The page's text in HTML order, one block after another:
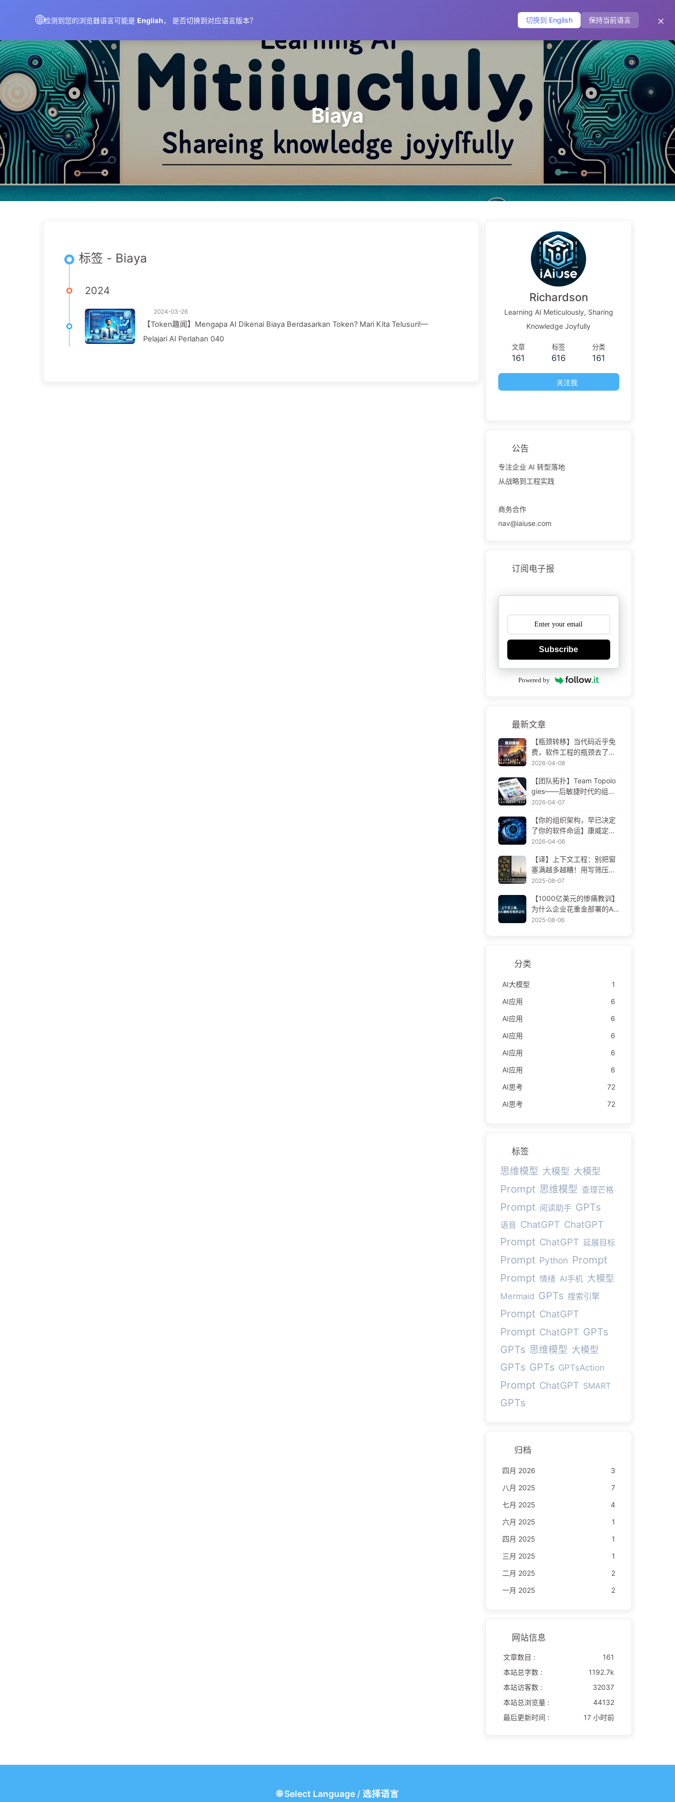
🌐检测到您的浏览器语言可能是 English， 是否切换到对应语言版本？ 切换到 English 保持当前语言 ×
AIMeticulously 标签 分类 友链 关于
Biaya
标签 - Biaya
2024
2024-03-26
【Token趣闻】Mengapa AI Dikenai Biaya Berdasarkan Token? Mari Kita Telusuri!—
Pelajari AI Perlahan 040
Richardson
Learning AI Meticulously, Sharing
Knowledge Joyfully
文章
161
标签
616
分类
161
关注我
公告
专注企业 AI 转型落地
从战略到工程实践
商务合作
nav@iaiuse.com
订阅电子报
Subscribe
Powered by
最新文章
【瓶颈转移】当代码近乎免
费，软件工程的瓶颈去了哪
里 AI 时代软件工程变革——
2026-04-08
【团队拓扑】Team Topolo
gies——后敏捷时代的组织
设计方法论 AI 时代软件工程
2026-04-07
【你的组织架构，早已决定
了你的软件命运】康威定律
——被低估了 56 年的管理
——慢慢学AI171
2026-04-06
【译】上下文工程：别把窗
塞满越多越糟！用写筛压隔
四步，警惕投毒干扰混淆冲
学AI170
2025-08-07
【1000亿美元的惨痛教训】
为什么企业花重金部署的AI
助手，总在关键时刻“失
2025-08-06
分类
AI大模型
1
AI应用
6
AI应用
6
AI应用
6
AI应用
6
AI应用
6
AI思考
72
AI思考
72
标签
思维模型 大模型 大模型
Prompt 思维模型 查理芒格
Prompt 阅读助手 GPTs
语音 ChatGPT ChatGPT
Prompt ChatGPT 延展目标
Prompt Python Prompt
Prompt 情绪 AI手机 大模型
Mermaid GPTs 搜索引擎
Prompt ChatGPT
Prompt ChatGPT GPTs
GPTs 思维模型 大模型
GPTs GPTs GPTsAction
Prompt ChatGPT SMART
GPTs
归档
四月 2026
3
八月 2025
7
七月 2025
4
六月 2025
1
四月 2025
1
三月 2025
1
二月 2025
2
一月 2025
2
网站信息
文章数目 :
161
本站总字数 :
1192.7k
本站访客数 :
32037
本站总浏览量 :
44132
最后更新时间 :
17 小时前
🌐Select Language/ 选择语言